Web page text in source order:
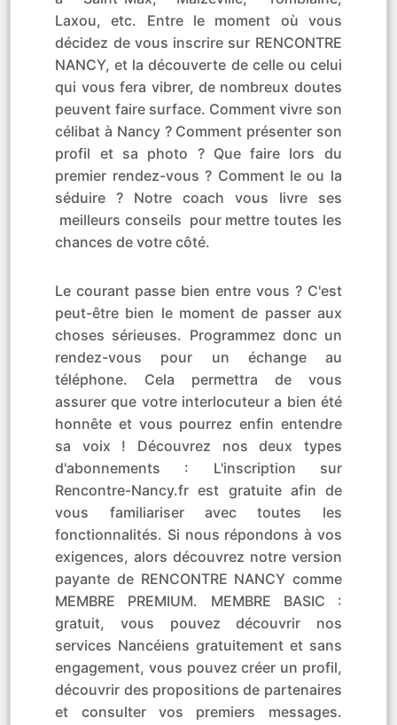
Laxou, etc. Entre le moment où vous
décidez de vous inscrire sur RENCONTRE
NANCY, et la découverte de celle ou celui
qui vous fera vibrer, de nombreux doutes
peuvent faire surface. Comment vivre son
célibat à Nancy ? Comment présenter son
profil et sa photo ? Que faire lors du
premier rendez-vous ? Comment le ou la
séduire ? Notre coach vous livre ses
meilleurs conseils pour mettre toutes les
chances de votre côté.
Le courant passe bien entre vous ? C'est
peut-être bien le moment de passer aux
choses sérieuses. Programmez donc un
rendez-vous pour un échange au
téléphone. Cela permettra de vous
assurer que votre interlocuteur a bien été
honnête et vous pourrez enfin entendre
sa voix ! Découvrez nos deux types
d'abonnements : L'inscription sur
Rencontre-Nancy.fr est gratuite afin de
vous familiariser avec toutes les
fonctionnalités. Si nous répondons à vos
exigences, alors découvrez notre version
payante de RENCONTRE NANCY comme
MEMBRE PREMIUM. MEMBRE BASIC :
gratuit, vous pouvez découvrir nos
services Nancéiens gratuitement et sans
engagement, vous pouvez créer un profil,
découvrir des propositions de partenaires
et consulter vos premiers messages.